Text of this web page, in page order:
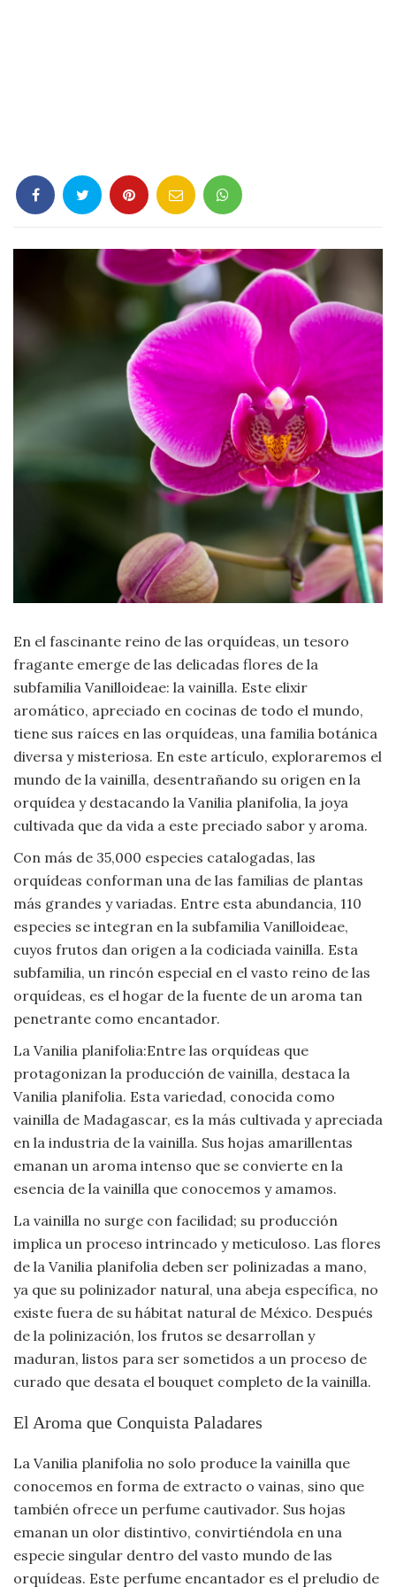
Gastronomía
Lenguaje
Moda
Salud
Sociología
Tecnología
Universo
Viajar
En el fascinante reino de las orquídeas, un tesoro
fragante emerge de las delicadas flores de la
subfamilia Vanilloideae: la vainilla. Este elixir
aromático, apreciado en cocinas de todo el mundo,
tiene sus raíces en las orquídeas, una familia botánica
diversa y misteriosa. En este artículo, exploraremos el
mundo de la vainilla, desentrañando su origen en la
orquídea y destacando la Vanilia planifolia, la joya
cultivada que da vida a este preciado sabor y aroma.
Con más de 35,000 especies catalogadas, las
orquídeas conforman una de las familias de plantas
más grandes y variadas. Entre esta abundancia, 110
especies se integran en la subfamilia Vanilloideae,
cuyos frutos dan origen a la codiciada vainilla. Esta
subfamilia, un rincón especial en el vasto reino de las
orquídeas, es el hogar de la fuente de un aroma tan
penetrante como encantador.
La Vanilia planifolia:Entre las orquídeas que
protagonizan la producción de vainilla, destaca la
Vanilia planifolia. Esta variedad, conocida como
vainilla de Madagascar, es la más cultivada y apreciada
en la industria de la vainilla. Sus hojas amarillentas
emanan un aroma intenso que se convierte en la
esencia de la vainilla que conocemos y amamos.
La vainilla no surge con facilidad; su producción
implica un proceso intrincado y meticuloso. Las flores
de la Vanilia planifolia deben ser polinizadas a mano,
ya que su polinizador natural, una abeja específica, no
existe fuera de su hábitat natural de México. Después
de la polinización, los frutos se desarrollan y
maduran, listos para ser sometidos a un proceso de
curado que desata el bouquet completo de la vainilla.
El Aroma que Conquista Paladares
La Vanilia planifolia no solo produce la vainilla que
conocemos en forma de extracto o vainas, sino que
también ofrece un perfume cautivador. Sus hojas
emanan un olor distintivo, convirtiéndola en una
especie singular dentro del vasto mundo de las
orquídeas. Este perfume encantador es el preludio de